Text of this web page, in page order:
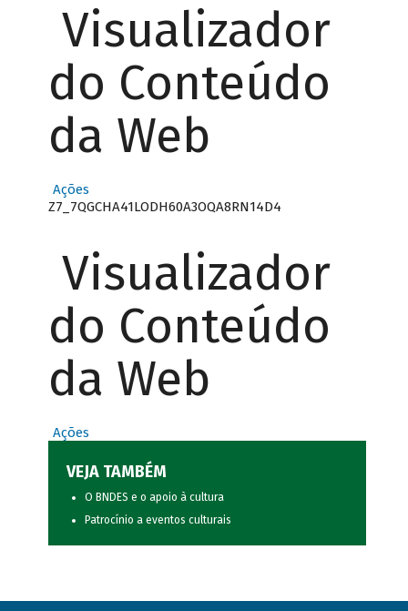
Visualizador
do Conteúdo
da Web
Ações
Z7_7QGCHA41LODH60A3OQA8RN14D4
Visualizador
do Conteúdo
da Web
Ações
VEJA TAMBÉM
O BNDES e o apoio à cultura
Patrocínio a eventos culturais